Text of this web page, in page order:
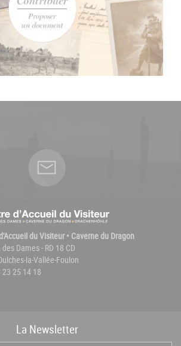
du Visiteur • Caverne du Dragon
Dames - RD 18 CD
la-Vallée-Foulon
23 25 14 18
La Newsletter